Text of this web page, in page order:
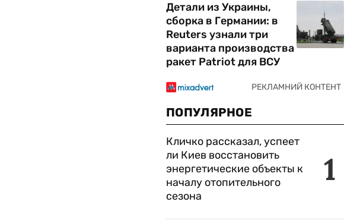
Детали из Украины,
сборка в Германии: в
Reuters узнали три
варианта производства
ракет Patriot для ВСУ
ПОПУЛЯРНОЕ
1
Кличко рассказал, успеет
ли Киев восстановить
энергетические объекты к
началу отопительного
сезона